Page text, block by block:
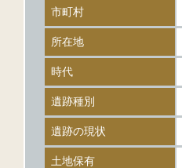
市町村
所在地
時代
遺跡種別
遺跡の現状
土地保有